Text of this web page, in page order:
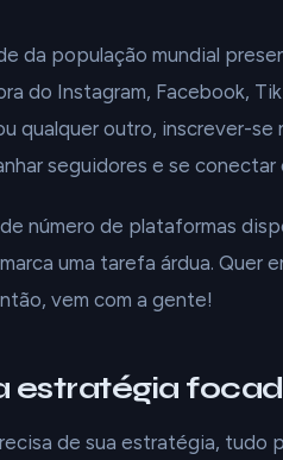
da população mundial
do Instagram, Facebook,
qualquer outro, inscrever-se
seguidores e se conectar
número de plataformas
uma tarefa árdua. Quer
vem com a gente!
estratégia
de sua estratégia, tudo